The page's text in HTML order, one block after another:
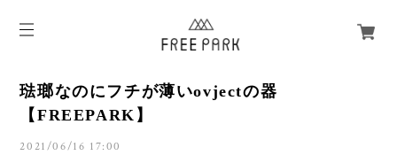
琺瑯なのにフチが薄いovjectの器
【FREEPARK】
2021/06/16 17:00